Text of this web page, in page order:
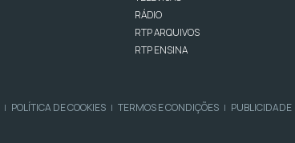
RÁDIO
RTP ARQUIVOS
RTP ENSINA
| POLÍTICA DE COOKIES | TERMOS E CONDIÇÕES | PUBLICIDADE